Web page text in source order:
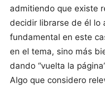
admitiendo que existe
decidir librarse de él lo
fundamental en este
en el tema, sino más
dando “vuelta la
Algo que considero